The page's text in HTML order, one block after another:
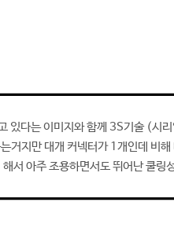
있다는 이미지와 함께 3S기술 (시
거지만 대개 커넥터가 1개인데
해서 아주 조용하면서도 뛰어난 쿨링